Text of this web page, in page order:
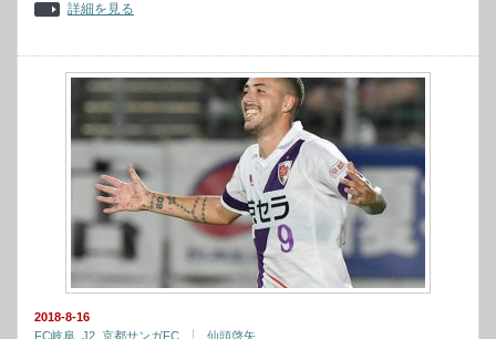
詳細を見る
2018-8-16
FC岐阜 J2 京都サンガFC 仙頭啓矢